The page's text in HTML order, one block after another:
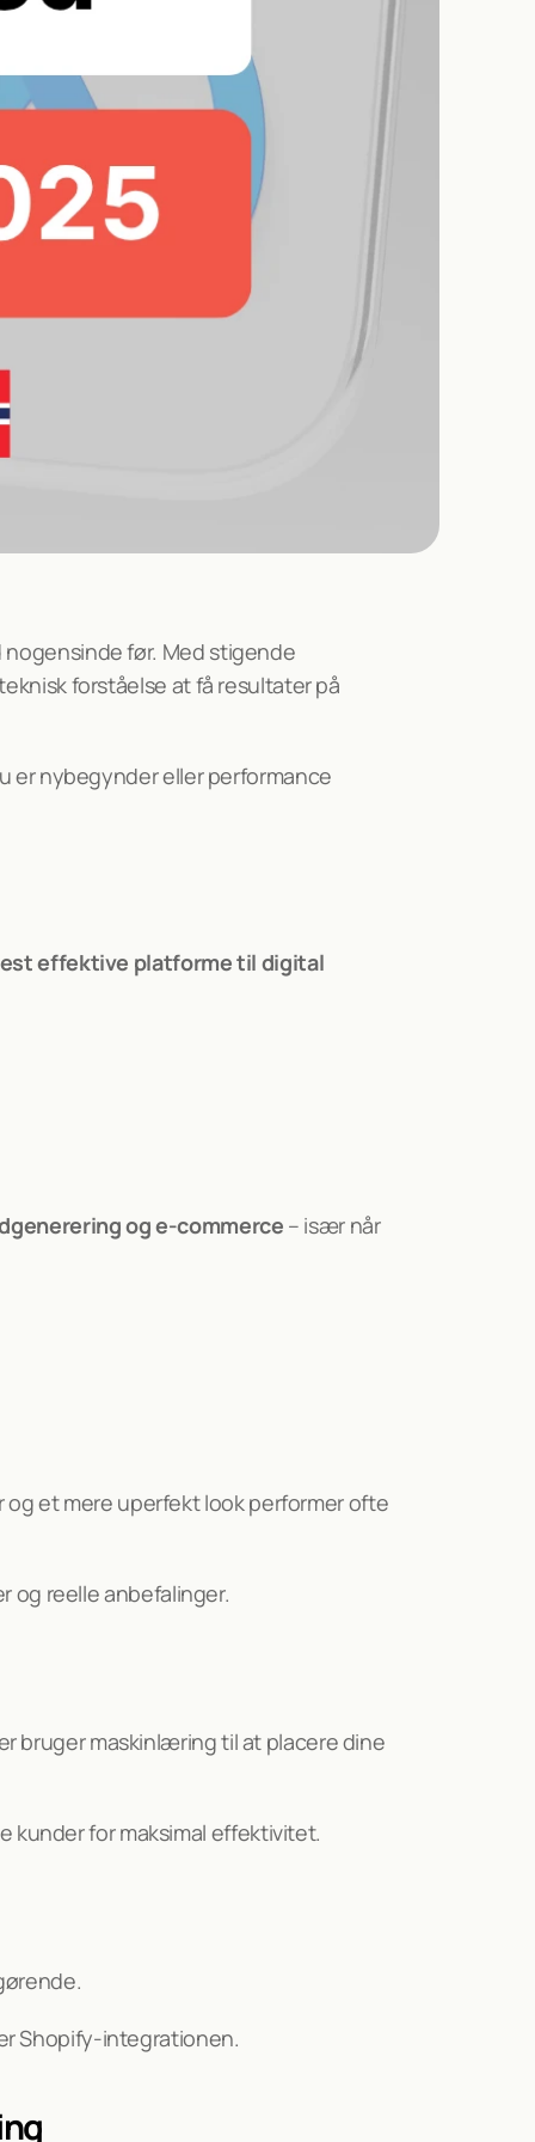
før. Med stigende
forståelse at få resultater på
er nybegynder eller performance
effektive platforme til digital
og e-commerce – især når
og reelle anbefalinger.
bruger maskinlæring til at placere dine
kunder for maksimal effektivitet.
Shopify-integrationen.